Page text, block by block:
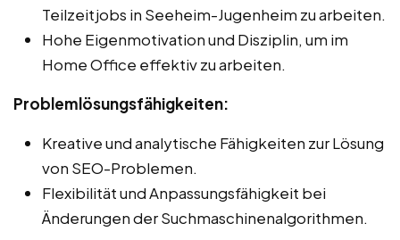
Teilzeitjobs in Seeheim-Jugenheim zu arbeiten.
Hohe Eigenmotivation und Disziplin, um im
Home Office effektiv zu arbeiten.
Problemlösungsfähigkeiten:
Kreative und analytische Fähigkeiten zur Lösung
von SEO-Problemen.
Flexibilität und Anpassungsfähigkeit bei
Änderungen der Suchmaschinenalgorithmen.